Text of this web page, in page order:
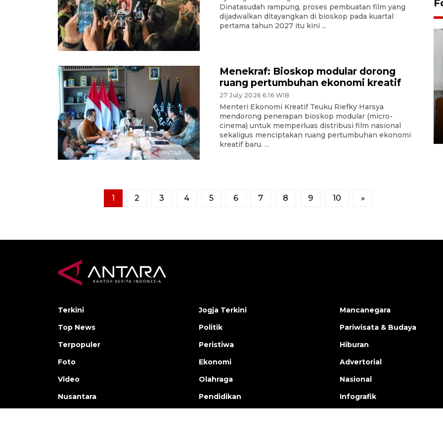
Dinatasudah rampung, proses pembuatan film yang
dijadwalkan ditayangkan di bioskop pada kuartal
pertama tahun 2027 itu kini ...
Menekraf: Bioskop modular dorong
ruang pertumbuhan ekonomi kreatif
27 July 2026 6:16 WIB
Menteri Ekonomi Kreatif Teuku Riefky Harsya
mendorong penerapan bioskop modular (micro-
cinema) untuk memperluas distribusi film nasional
sekaligus menciptakan ruang pertumbuhan ekonomi
kreatif baru. ...
1 2 3 4 5 6 7 8 9 10 »
Pemakaman maestro seni
rupa Nasirun
01 August 2026 21:48 WIB
Terkini
Top News
Terpopuler
Foto
Video
Nusantara
Jogja Terkini
Politik
Peristiwa
Ekonomi
Olahraga
Pendidikan
Mancanegara
Pariwisata & Budaya
Hiburan
Advertorial
Nasional
Infografik